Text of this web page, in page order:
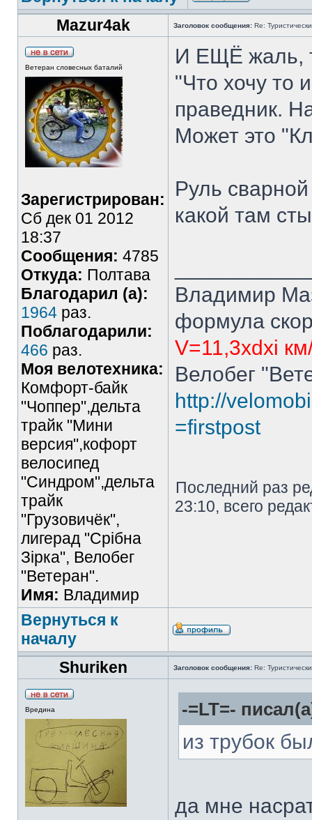
Mazur4ak
Заголовок сообщения: Re:
Ветеран словесных баталий
Зарегистрирован:
Сб дек 01 2012
18:37
Сообщения: 4785
Откуда: Полтава
Благодарил (а):
1964 раз.
Поблагодарили:
466 раз.
Моя велотехника:
Комфорт-байк
"Чоппер",дельта
трайк "Мини
версия",кофорт
велосипед
"Синдром",дельта
трайк
"Грузовичёк",
лигерад "Срібна
Зірка", Велобег
"Ветеран".
Имя: Владимир
И ЕЩЁ жаль,
"Что хочу то
праведник.
Может это
Руль
какой там
Владимир
формула
V=11,3xdxi
Велобег
http://
=firstpost
Последний раз
23:10, всего
Вернуться к
началу
Shuriken
Заголовок сообщения: Re:
Вредина -=LT=-
из трубок
да мне